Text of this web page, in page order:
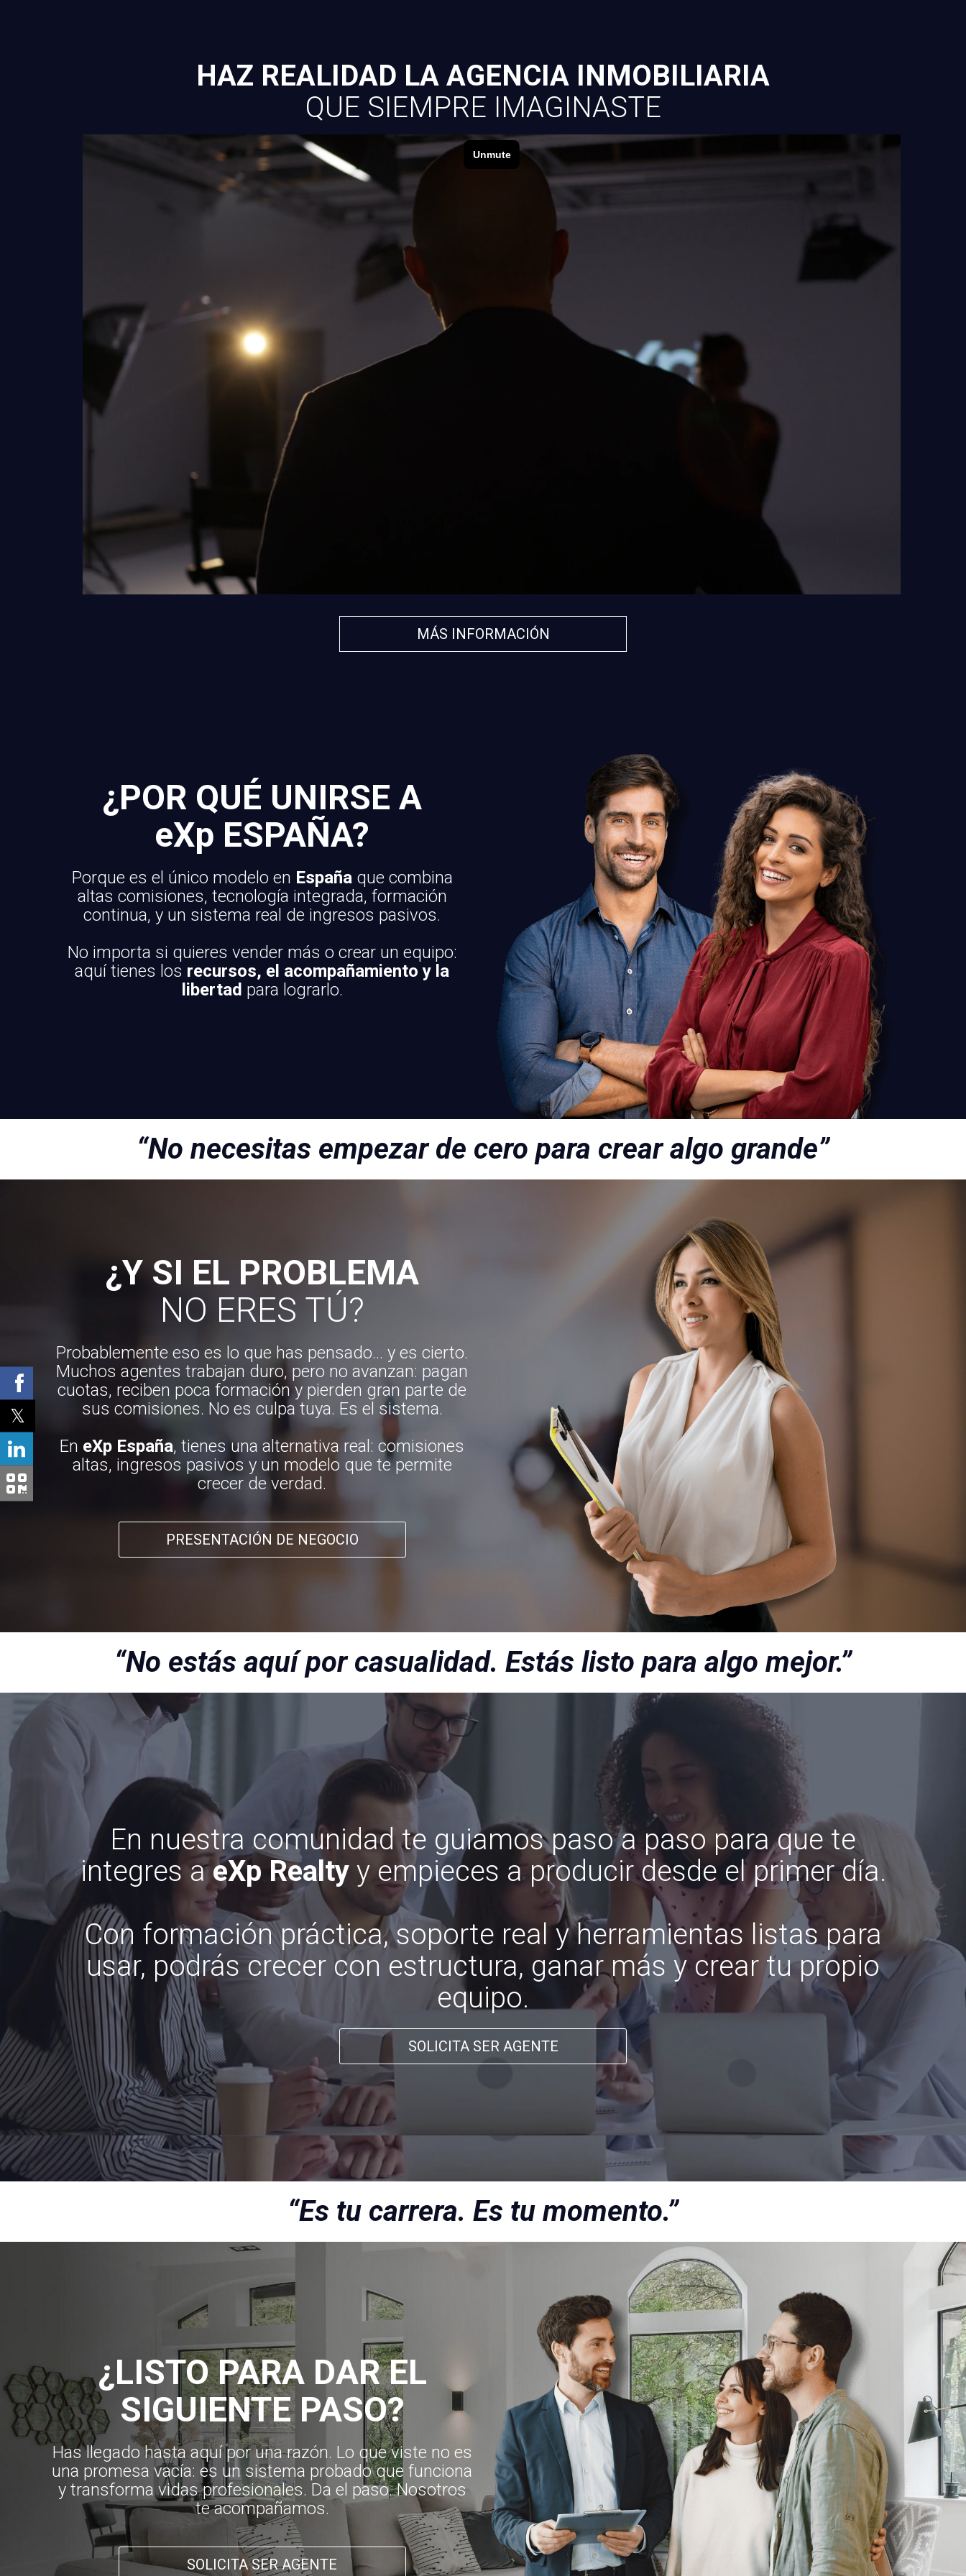
HAZ REALIDAD LA AGENCIA INMOBILIARIA
QUE SIEMPRE IMAGINASTE
MÁS INFORMACIÓN
¿POR QUÉ UNIRSE A
eXp ESPAÑA?
Porque es el único modelo en Españaque combina
altas comisiones, tecnología integrada, formación
continua, y un sistema real de ingresos pasivos.
No importa si quieres vender más o crear un equipo:
aquí tienes los recursos, el acompañamiento y la
libertad para lograrlo.
“No necesitas empezar de cero para crear algo grande”
¿Y SI EL PROBLEMA
NO ERES TÚ?
Probablemente eso es lo que has pensado… y es cierto.
Muchos agentes trabajan duro, pero no avanzan: pagan
cuotas, reciben poca formación y pierden gran parte de
sus comisiones. No es culpa tuya. Es el sistema.
En eXp España, tienes una alternativa real: comisiones
altas, ingresos pasivos y un modelo que te permite
crecer de verdad.
PRESENTACIÓN DE NEGOCIO
“No estás aquí por casualidad. Estás listo para algo mejor.”
En nuestra comunidad te guiamos paso a paso para que te
integres aeXp Realtyy empieces a producir desde el primer día.
Con formación práctica, soporte real y herramientas listas para
usar, podrás crecer con estructura, ganar más y crear tu propio
equipo.
SOLICITA SER AGENTE
“Es tu carrera. Es tu momento.”
¿LISTO PARA DAR EL
SIGUIENTE PASO?
Has llegado hasta aquí por una razón. Lo que viste no es
una promesa vacía: es un sistema probado que funciona
y transforma vidas profesionales. Da el paso. Nosotros
te acompañamos.
SOLICITA SER AGENTE